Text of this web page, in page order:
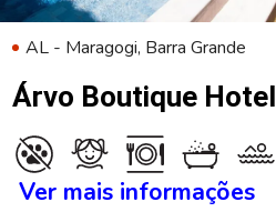
AL - Maragogi, Barra Grande
Árvo Boutique Hotel
Ver mais informações